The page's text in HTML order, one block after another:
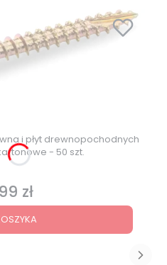
i płyt drewnopochodnych
- 50 szt.
zł